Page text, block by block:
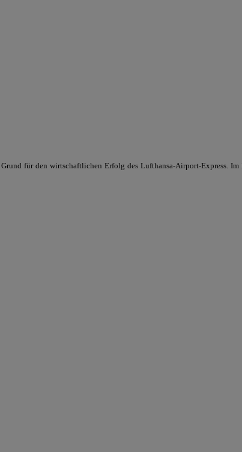
für den wirtschaftlichen Erfolg des Lufthansa-Airport-Express.